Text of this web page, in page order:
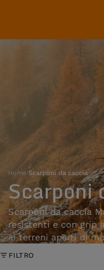
Home›Scarponi da caccia
Scarponi
Scarponi da caccia
resistenti e con grip
ai terreni aperti di
FILTRO